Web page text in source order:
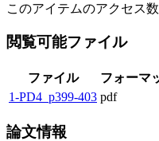
このアイテムのアクセス
閲覧可能ファイル
ファイル フォーマ
1-PD4_p399-403 pdf
論文情報